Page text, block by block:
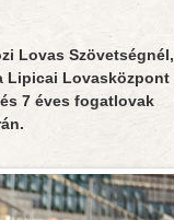
Lovas Szövetségnél,
Lipicai Lovasközpont
7 éves fogatlovak